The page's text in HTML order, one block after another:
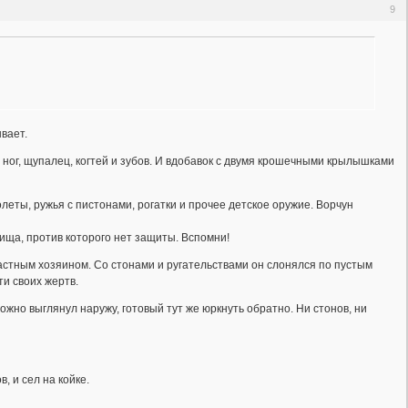
9
щупалец, когтей и зубов. И вдобавок с двумя крошечными крылышками
ружья с пистонами, рогатки и прочее детское оружие. Ворчун
против которого нет защиты. Вспомни!
хозяином. Со стонами и ругательствами он слонялся по пустым
своих жертв.
выглянул наружу, готовый тут же юркнуть обратно. Ни стонов, ни
и сел на койке.